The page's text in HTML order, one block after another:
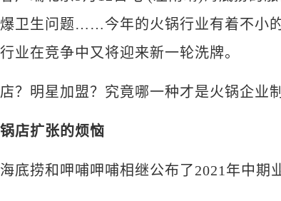
卫生问题……今年的火锅行业有着不小
业在竞争中又将迎来新一轮洗牌。
明星加盟？究竟哪一种才是火锅企业制
店扩张的烦恼
捞和呷哺呷哺相继公布了2021年中期业